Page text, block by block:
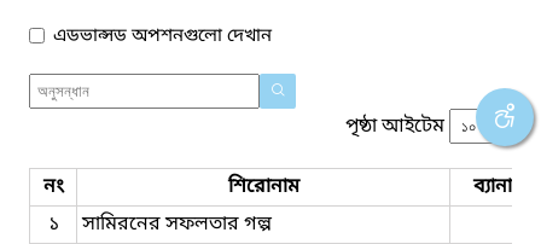
এডভান্সড অপশনগুলো দেখান
পৃষ্ঠা আইটেম
নং শিরোনাম
ব্যানার
১
সামিরনের সফলতার গল্প